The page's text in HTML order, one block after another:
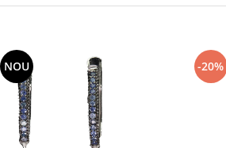
NOU -20%